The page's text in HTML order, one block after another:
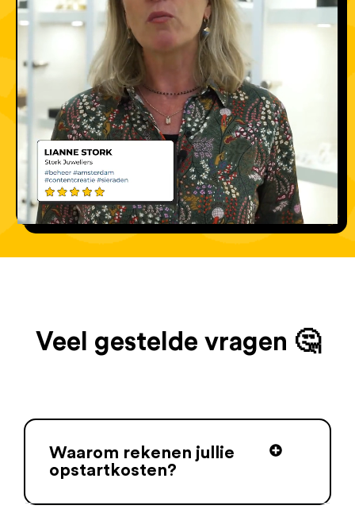
Veel gestelde vragen 🤔
Waarom rekenen jullie
opstartkosten?